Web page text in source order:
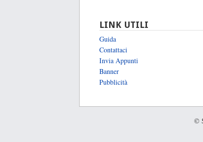
LINK UTILI
Guida
Contattaci
Invia Appunti
Banner
Pubblicità
©